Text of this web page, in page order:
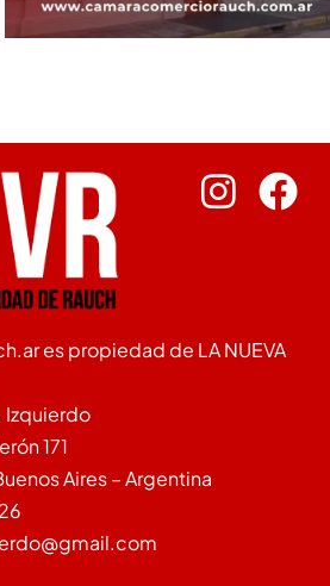
es propiedad de LA NUEVA
Izquierdo
171
Aires – Argentina